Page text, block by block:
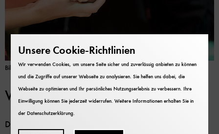
Bild: Deutsches Museum | Eric Alexander Lichtenscheidt
Wissenswert
Das Deutsche Museum Bonn ist zdi-Schüler:innenlabor.
Unsere Cookie-Richtlinien
Wir verwenden Cookies, um unsere Seite sicher und zuverlässig anbieten zu können
und die Zugriffe auf unserer Webseite zu analysieren. Sie helfen uns dabei, die
Webseite zu optimieren und Ihr persönliches Nutzungserlebnis zu verbessern. Ihre
Einwilligung können Sie jederzeit widerrufen. Weitere Informationen erhalten Sie in
derDatenschutzerklärung.